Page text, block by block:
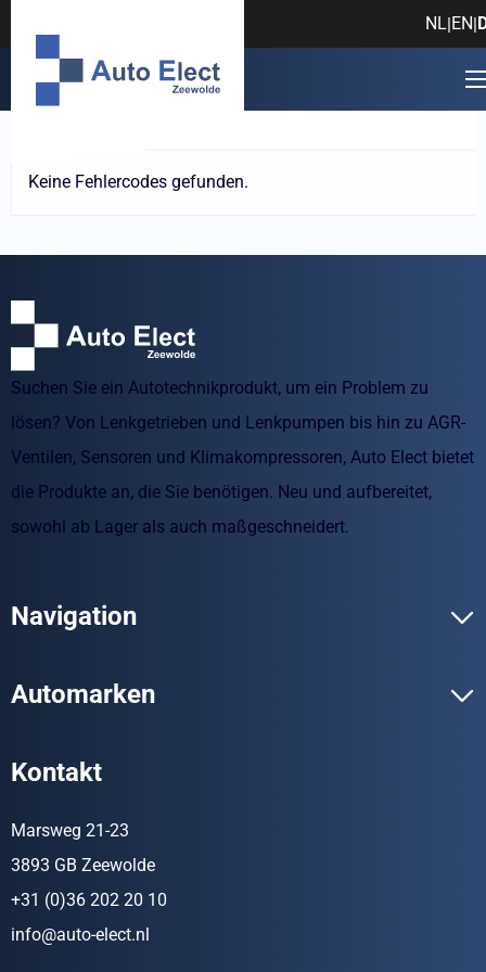
NL|EN|
Fehlercode: Edwin Roozing
Hersteller
Keine Fehlercodes gefunden.
Suchen Sie ein Autotechnikprodukt, um ein Problem zu
lösen? Von Lenkgetrieben und Lenkpumpen bis hin zu AGR-
Ventilen, Sensoren und Klimakompressoren, Auto Elect bietet
die Produkte an, die Sie benötigen. Neu und aufbereitet,
sowohl ab Lager als auch maßgeschneidert.
Navigation
Automarken
Kontakt
Marsweg 21-23
3893 GB Zeewolde
+31 (0)36 202 20 10
info@auto-elect.nl